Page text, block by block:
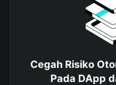
Cegah Risiko
Pada DApp